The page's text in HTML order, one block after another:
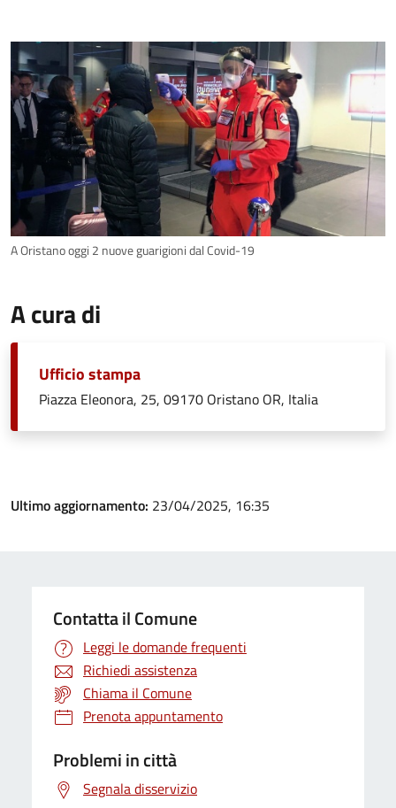
A Oristano oggi 2 nuove guarigioni dal Covid-19
A cura di
Ufficio stampa
Piazza Eleonora, 25, 09170 Oristano OR, Italia
Ultimo aggiornamento: 23/04/2025, 16:35
Contatta il Comune
Leggi le domande frequenti
Richiedi assistenza
Chiama il Comune
Prenota appuntamento
Problemi in città
Segnala disservizio